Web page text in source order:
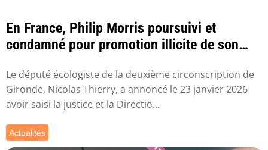
En France, Philip Morris poursuivi et
condamné pour promotion illicite de son
Le député écologiste de la deuxième circonscription de
Gironde, Nicolas Thierry, a annoncé le 23 janvier 2026
avoir saisi la justice et la Directio...
Actualités